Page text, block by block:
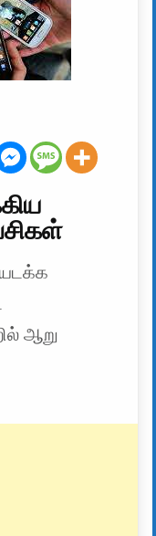
ஆறு